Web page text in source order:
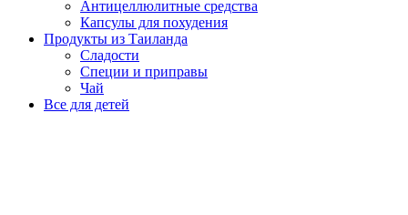
Антицеллюлитные средства
Капсулы для похудения
Продукты из Таиланда
Сладости
Специи и приправы
Чай
Все для детей